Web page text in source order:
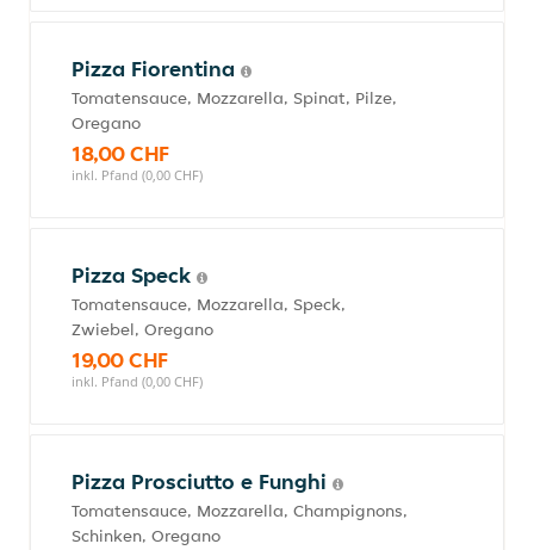
Pizza Fiorentina
Tomatensauce, Mozzarella, Spinat, Pilze,
Oregano
18,00 CHF
inkl. Pfand (0,00 CHF)
Pizza Speck
Tomatensauce, Mozzarella, Speck,
Zwiebel, Oregano
19,00 CHF
inkl. Pfand (0,00 CHF)
Pizza Prosciutto e Funghi
Tomatensauce, Mozzarella, Champignons,
Schinken, Oregano